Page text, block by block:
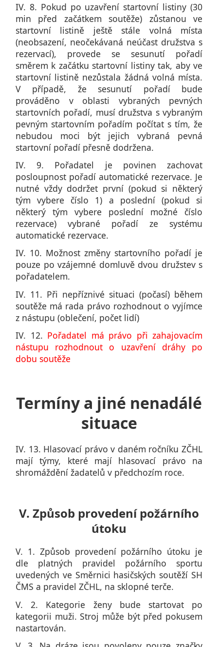
IV. 8. Pokud po uzavření startovní listiny (30
min před začátkem soutěže) zůstanou ve
startovní listině ještě stále volná místa
(neobsazení, neočekávaná neúčast družstva s
rezervací), provede se sesunutí pořadí
směrem k začátku startovní listiny tak, aby ve
startovní listině nezůstala žádná volná místa.
V případě, že sesunutí pořadí bude
prováděno v oblasti vybraných pevných
startovních pořadí, musí družstva s vybraným
pevným startovním pořadím počítat s tím, že
nebudou moci být jejich vybraná pevná
startovní pořadí přesně dodržena.
IV. 9. Pořadatel je povinen zachovat
posloupnost pořadí automatické rezervace. Je
nutné vždy dodržet první (pokud si některý
tým vybere číslo 1) a poslední (pokud si
některý tým vybere poslední možné číslo
rezervace) vybrané pořadí ze systému
automatické rezervace.
IV. 10. Možnost změny startovního pořadí je
pouze po vzájemné domluvě dvou družstev s
pořadatelem.
IV. 11. Při nepříznivé situaci (počasí) během
soutěže má rada právo rozhodnout o vyjímce
z nástupu (oblečení, počet lidí)
IV. 12. Pořadatel má právo při zahajovacím
nástupu rozhodnout o uzavření dráhy po
dobu soutěže
Termíny a jiné nenadálé
situace
IV. 13. Hlasovací právo v daném ročníku ZČHL
mají týmy, které mají hlasovací právo na
shromáždění žadatelů v předchozím roce.
V. Způsob provedení požárního
útoku
V. 1. Způsob provedení požárního útoku je
dle platných pravidel požárního sportu
uvedených ve Směrnici hasičských soutěží SH
ČMS a pravidel ZČHL, na sklopné terče.
V. 2. Kategorie ženy bude startovat po
kategorii muži. Stroj může být před pokusem
nastartován.